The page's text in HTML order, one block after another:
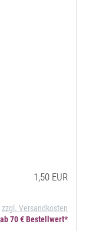
1,50 EUR
zzgl. Versandkosten
70 € Bestellwert*